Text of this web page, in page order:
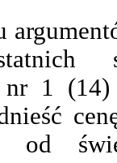
nr 1
od